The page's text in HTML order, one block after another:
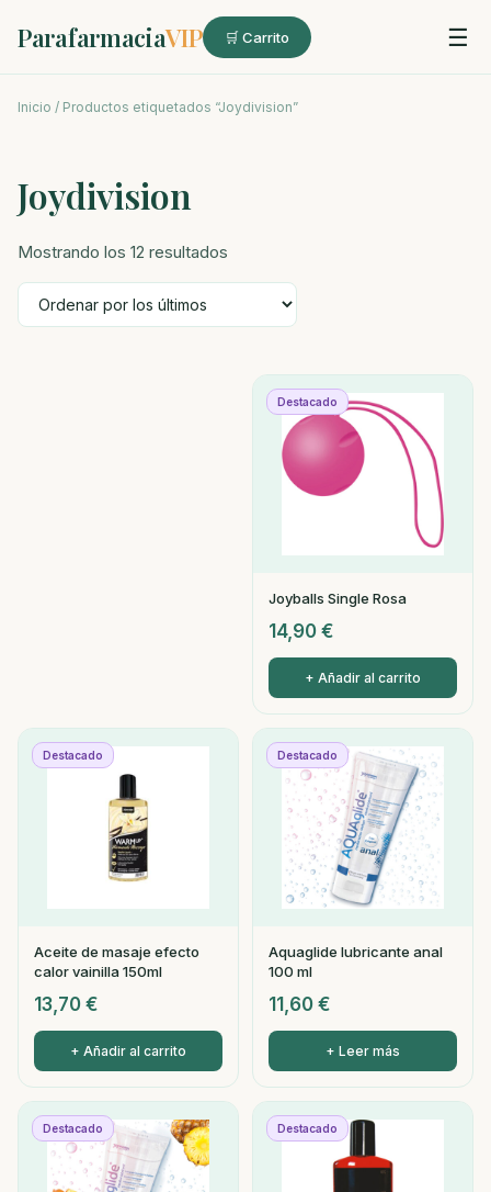
ParafarmaciaVIP 🛒 Carrito ☰
Inicio / Productos etiquetados “Joydivision”
Joydivision
Mostrando los 12 resultados
por
últimos
Destacado
Joyballs Single Rosa
14,90 €
+ Añadir al carrito
Destacado
Aceite de masaje efecto
calor vainilla 150ml
13,70 €
+ Añadir al carrito
Destacado
Aquaglide lubricante anal
100 ml
11,60 €
+ Leer más
Destacado Destacado